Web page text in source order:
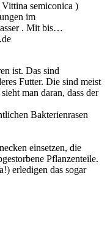
semiconica )
im
. Mit bis…
ist. Das sind
Futter. Die sind meist
man daran, dass der
Bakterienrasen
einsetzen, die
Pflanzenteile.
erledigen das sogar